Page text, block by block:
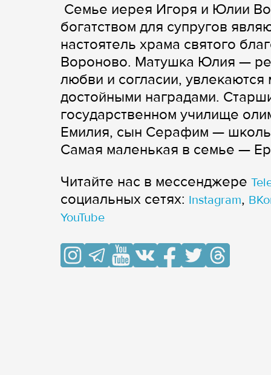
Семье иерея Игоря и Юлии
богатством для супругов
настоятель храма святого
Вороново. Матушка Юлия —
любви и согласии,
достойными наградами.
государственном училище
Емилия, сын Серафим —
Самая маленькая в семье —
Читайте нас в мессенджере
cоциальных сетях: Instagram,
YouTube